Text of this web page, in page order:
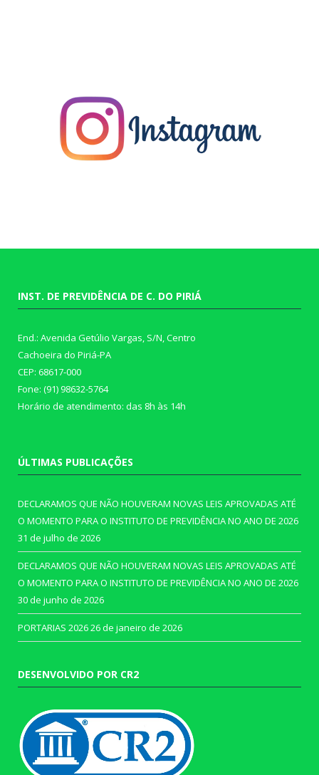
INST. DE PREVIDÊNCIA DE C. DO PIRIÁ
End.: Avenida Getúlio Vargas, S/N, Centro
Cachoeira do Piriá-PA
CEP: 68617-000
Fone: (91) 98632-5764
Horário de atendimento: das 8h às 14h
ÚLTIMAS PUBLICAÇÕES
DECLARAMOS QUE NÃO HOUVERAM NOVAS LEIS APROVADAS ATÉ
O MOMENTO PARA O INSTITUTO DE PREVIDÊNCIA NO ANO DE 2026
31 de julho de 2026
DECLARAMOS QUE NÃO HOUVERAM NOVAS LEIS APROVADAS ATÉ
O MOMENTO PARA O INSTITUTO DE PREVIDÊNCIA NO ANO DE 2026
30 de junho de 2026
PORTARIAS 202626 de janeiro de 2026
DESENVOLVIDO POR CR2